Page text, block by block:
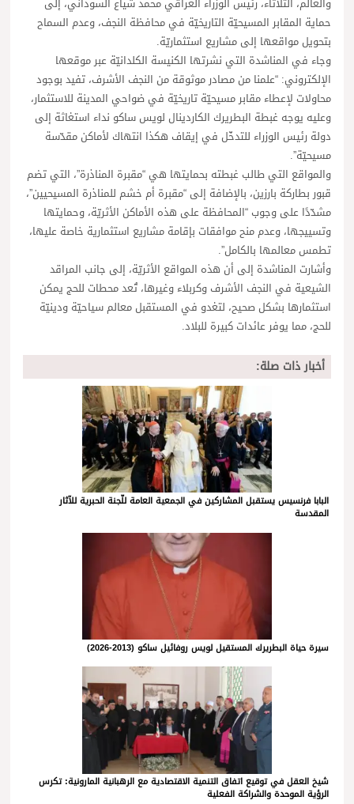
حماية المقابر المسيحيّة التاريخيّة في محافظة النجف، وعدم السماح
بتحويل مواقعها إلى مشاريع استثماريّة.
وجاء في المناشدة التي نشرتها الكنيسة الكلدانيّة عبر موقعها
الإلكتروني: “علمنا من مصادر موثوقة من النجف الأشرف، تفيد بوجود
محاولات لإعطاء مقابر مسيحيّة تاريخيّة في ضواحي المدينة للاستثمار،
وعليه يوجه غبطة البطريرك الكاردينال لويس ساكو نداء استغاثة إلى
دولة رئيس الوزراء للتدخّل في إيقاف هكذا انتهاك لأماكن مقدّسة
مسيحيّة”.
والمواقع التي طالب غبطته بحمايتها هي “مقبرة المناذرة”، التي تضم
قبور بطاركة بارزين، بالإضافة إلى “مقبرة أم خشم للمناذرة المسيحيين”،
مشدّدًا على وجوب “المحافظة على هذه الأماكن الأثريّة، وحمايتها
وتسييجها، وعدم منح موافقات بإقامة مشاريع استثمارية خاصة عليها،
تطمس معالمها بالكامل”.
وأشارت المناشدة إلى أن هذه المواقع الأثريّة، إلى جانب المراقد
الشيعية في النجف الأشرف وكربلاء وغيرها، تُعد محطات للحج يمكن
استثمارها بشكل صحيح، لتغدو في المستقبل معالم سياحيّة ودينيّة
للحج، مما يوفر عائدات كبيرة للبلاد.
أخبار ذات صلة:
البابا فرنسيس يستقبل المشاركين في الجمعية العامة للّجنة الحبرية للآثار
المقدسة
سيرة حياة البطريرك المستقيل لويس روفائيل ساكو (2013-2026)
شيخ العقل في توقيع اتفاق التنمية الاقتصادية مع الرهبانية المارونية: تكرس
الرؤية الموحدة والشراكة الفعلية